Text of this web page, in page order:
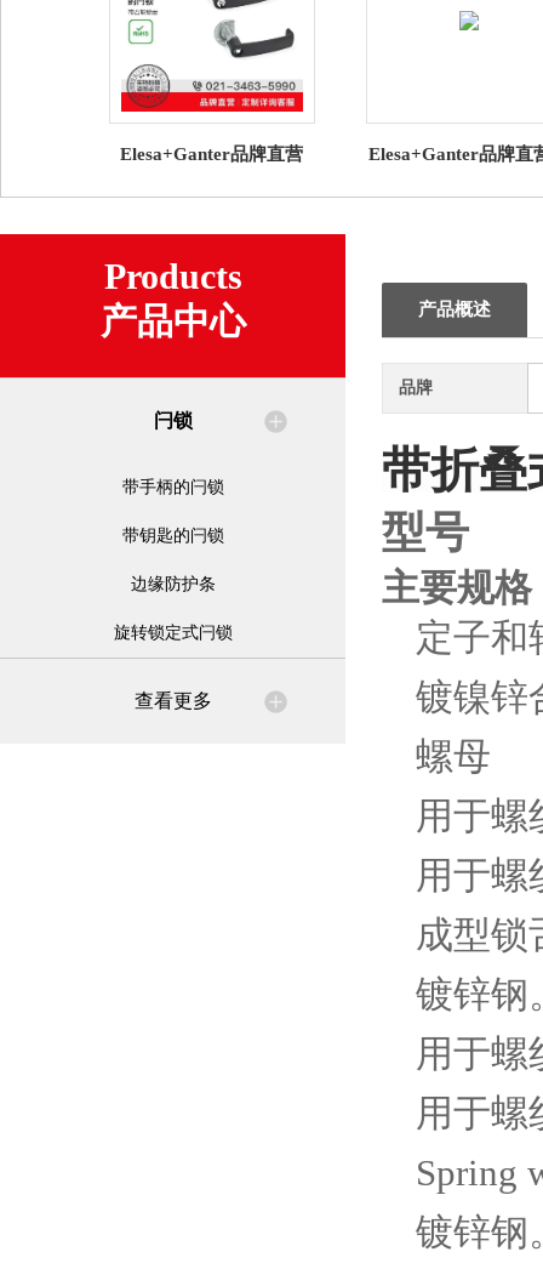
Elesa+Ganter品牌直营
的闩锁 带凸轮锁舌
Elesa+Ganter品牌直
密封条NBR /
Products
产品中心
闩锁
带手柄的闩锁
带钥匙的闩锁
边缘防护条
旋转锁定式闩锁
查看更多
产品概述
品牌
带折叠
型号
主要规格
定子和
镀镍锌
螺母
用于螺
用于螺
成型锁
镀锌钢
用于螺
用于螺
Spring
镀锌钢